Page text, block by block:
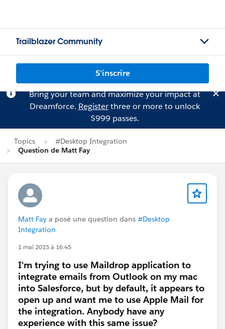
Trailblazer Community
S'inscrire
Bring your team and maximize your impact at
Dreamforce. Registerthree or more to unlock
$999 passes.
Topics
#Desktop Integration
Question de Matt Fay
Matt Fay a posé une question dans #Desktop
Integration
1 mai 2015 à 16:45
I'm trying to use Maildrop application to
integrate emails from Outlook on my mac
into Salesforce, but by default, it appears to
open up and want me to use Apple Mail for
the integration. Anybody have any
experience with this same issue?